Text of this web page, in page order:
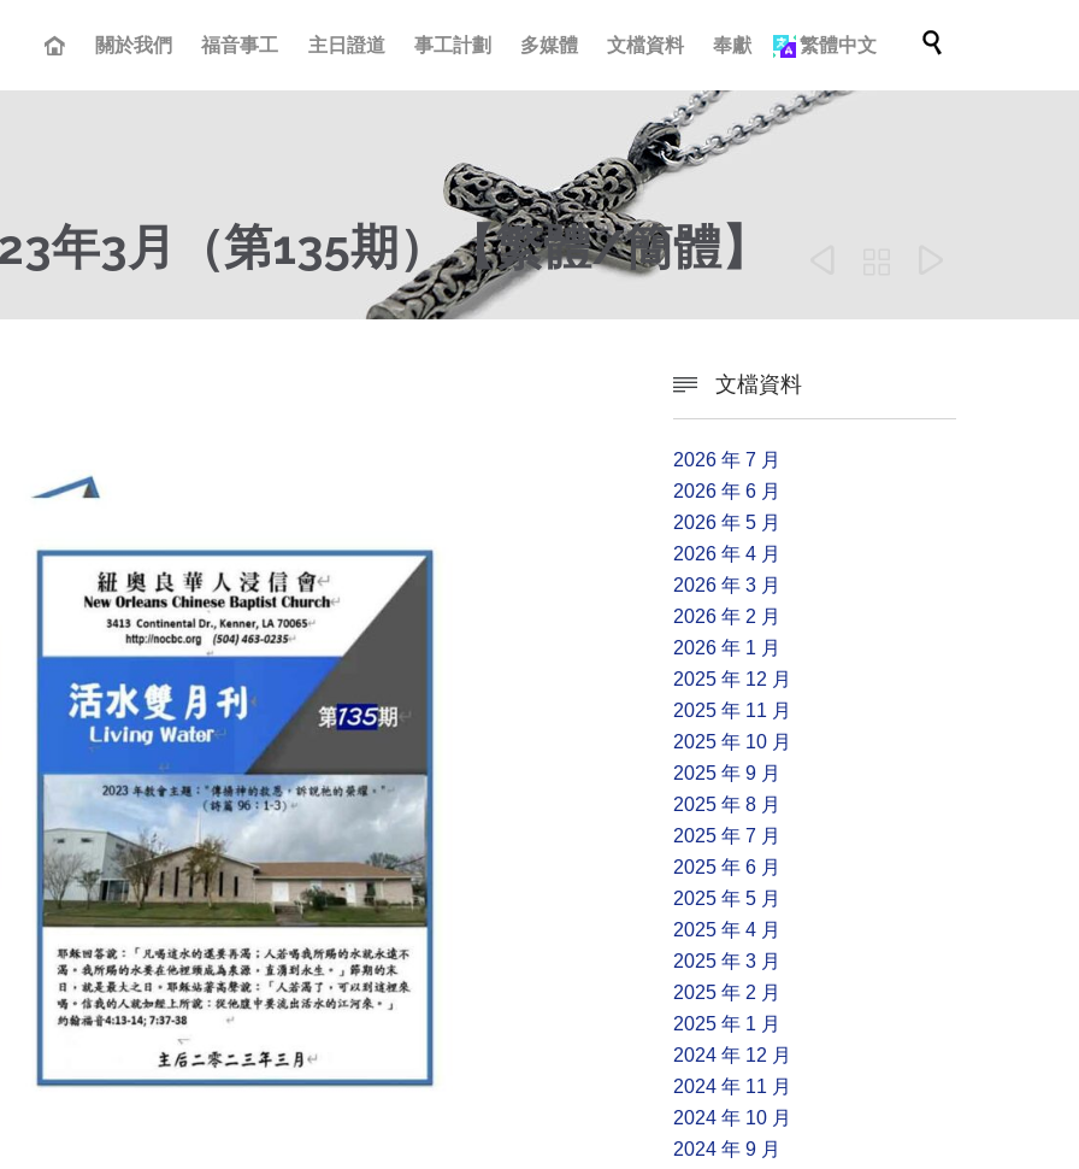
至
關於我們 福音事工 主日證道 事工計劃 多媒體 文檔資料 奉獻 繁體中文 
年3月（第135期）【繁體/簡體】
 文檔資料
2026 年 7 月
2026 年 6 月
2026 年 5 月
2026 年 4 月
2026 年 3 月
2026 年 2 月
2026 年 1 月
2025 年 12 月
2025 年 11 月
2025 年 10 月
2025 年 9 月
2025 年 8 月
2025 年 7 月
2025 年 6 月
2025 年 5 月
2025 年 4 月
2025 年 3 月
2025 年 2 月
2025 年 1 月
2024 年 12 月
2024 年 11 月
2024 年 10 月
2024 年 9 月